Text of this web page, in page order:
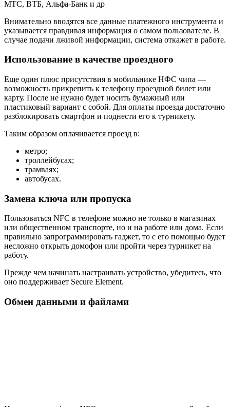
МТС, ВТБ, Альфа-Банк и др
Внимательно вводятся все данные платежного инструмента и
указывается правдивая информация о самом пользователе. В
случае подачи лживой информации, система откажет в работе.
Использование в качестве проездного
Еще один плюс присутствия в мобильнике НФС чипа —
возможность прикрепить к телефону проездной билет или
карту. После не нужно будет носить бумажный или
пластиковый вариант с собой. Для оплаты проезда достаточно
разблокировать смартфон и поднести его к турникету.
Таким образом оплачивается проезд в:
метро;
троллейбусах;
трамваях;
автобусах.
Замена ключа или пропуска
Пользоваться NFC в телефоне можно не только в магазинах
или общественном транспорте, но и на работе или дома. Если
правильно запрограммировать гаджет, то с его помощью будет
несложно открыть домофон или пройти через турникет на
работу.
Прежде чем начинать настраивать устройство, убедитесь, что
оно поддерживает Secure Element.
Обмен данными и файлами